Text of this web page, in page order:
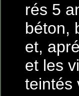
rés 5
béton,
et,
et les
teintés